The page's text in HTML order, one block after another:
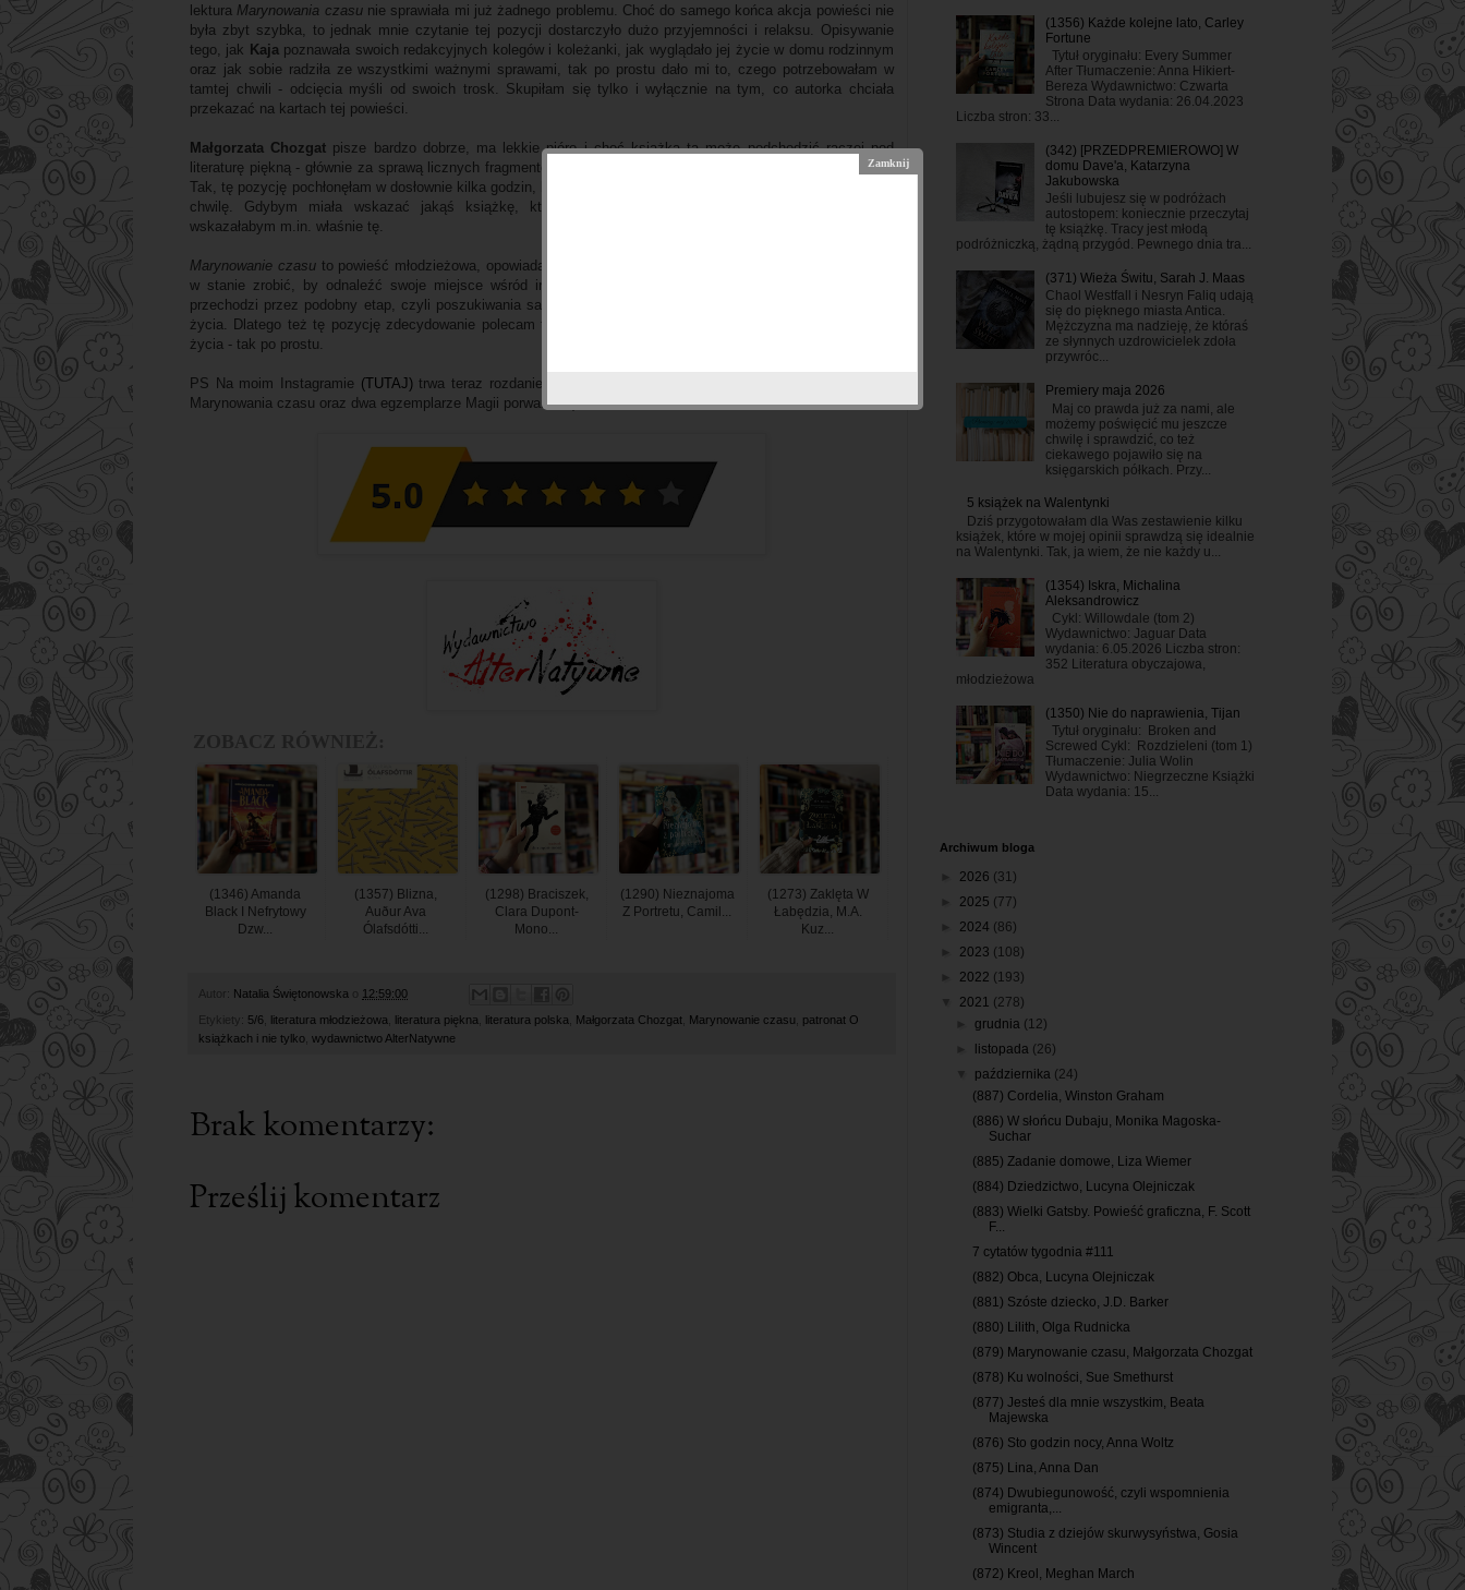
lektura Marynowania czasunie sprawiała mi już żadnego problemu. Choć do samego końca akcja powieści nie
była zbyt szybka, to jednak mnie czytanie tej pozycji dostarczyło dużo przyjemności i relaksu. Opisywanie
tego, jak Kaja poznawała swoich redakcyjnych kolegów i koleżanki, jak wyglądało jej życie w domu rodzinnym
oraz jak sobie radziła ze wszystkimi ważnymi sprawami, tak po prostu dało mi to, czego potrzebowałam w
tamtej chwili - odcięcia myśli od swoich trosk. Skupiłam się tylko i wyłącznie na tym, co autorka chciała
przekazać na kartach tej powieści.
Małgorzata Chozgat pisze bardzo dobrze, ma lekkie pióro i choć książka ta może podchodzić raczej pod
literaturę piękną - głównie za sprawą licznych fragmentów typowo poetyckich – to czyta się ją lekko i szybko.
Tak, tę pozycję pochłonęłam w dosłownie kilka godzin, bo nie chciałam odkładać
chwilę. Gdybym miała wskazać jakąś książkę, która jest dla mnie komfortowa – to zdecydowanie
wskazałabym m.in. właśnie tę.
Marynowanie czasu to powieść młodzieżowa, opowiadająca o problemach nastolatków oraz o tym, co jest się
w stanie zrobić, by odnaleźć swoje miejsce wśród innych. Myślę, że każdy z nas - prędzej czy później
przechodzi przez podobny etap, czyli poszukiwania samego siebie oraz tego, co stanie się sensem naszego
życia. Dlatego też tę pozycję zdecydowanie polecam tym, którzy kochają powieści, w których nie zabraknie
życia - tak po prostu.
PS Na moim Instagramie (TUTAJ)trwa teraz rozdanie, w którym możecie wygrać właśnie dwa egzemplarze
Marynowania czasu oraz dwa egzemplarze Magii porwania! :)
(1346) Amanda
Black I Nefrytowy
Dzw...
(1357) Blizna,
Auður Ava
Ólafsdótti...
(1298) Braciszek,
Clara Dupont-
Mono...
(1290) Nieznajoma
Z Portretu, Camil...
(1273) Zaklęta W
Łabędzia, M.A.
Kuz...
Autor: Natalia Świętonowska 12:59:00
Etykiety: 5/6 literatura młodzieżowa literatura piękna literatura polska Małgorzata Chozgat Marynowanie czasu
patronat O
książkach i nie tylko wydawnictwo AlterNatywne
Brak komentarzy:
Prześlij komentarz
(1356) Każde kolejne lato, Carley
Fortune
Tytuł oryginału: Every Summer
After Tłumaczenie: Anna Hikiert-
Bereza Wydawnictwo: Czwarta
Strona Data wydania: 26.04.2023
Liczba stron: 33...
(342) [PRZEDPREMIEROWO] W
domu Dave'a, Katarzyna
Jakubowska
Jeśli lubujesz się w podróżach
autostopem: koniecznie przeczytaj
tę książkę. Tracy jest młodą
podróżniczką, żądną przygód. Pewnego dnia tra...
(371) Wieża Świtu, Sarah J. Maas
Chaol Westfall i Nesryn Faliq udają
się do pięknego miasta Antica.
Mężczyzna ma nadzieję, że któraś
ze słynnych uzdrowicielek zdoła
przywróc...
Premiery maja 2026
Maj co prawda już za nami, ale
możemy poświęcić mu jeszcze
chwilę i sprawdzić, co też
ciekawego pojawiło się na
księgarskich półkach. Przy...
5 książek na Walentynki
Dziś przygotowałam dla Was zestawienie kilku
książek, które w mojej opinii sprawdzą się idealnie
na Walentynki. Tak, ja wiem, że nie każdy u...
(1354) Iskra, Michalina
Aleksandrowicz
Cykl: Willowdale (tom 2)
Wydawnictwo: Jaguar Data
wydania: 6.05.2026 Liczba stron:
352 Literatura obyczajowa,
młodzieżowa
(1350) Nie do naprawienia, Tijan
Tytuł oryginału: Broken and
Screwed Cykl: Rozdzieleni (tom 1)
Tłumaczenie: Julia Wolin
Wydawnictwo: Niegrzeczne Książki
Data wydania: 15...
Archiwum bloga
2026 (31)
2025 (77)
2024 (86)
2023 (108)
2022 (193)
2021 (278)
►grudnia (12)
listopada (26)
października (24)
(887) Cordelia, Winston Graham
(886) W słońcu Dubaju, Monika Magoska-
Suchar
(885) Zadanie domowe, Liza Wiemer
(884) Dziedzictwo, Lucyna Olejniczak
(883) Wielki Gatsby. Powieść graficzna, F. Scott
F...
7 cytatów tygodnia #111
(882) Obca, Lucyna Olejniczak
(881) Szóste dziecko, J.D. Barker
(880) Lilith, Olga Rudnicka
(879) Marynowanie czasu, Małgorzata Chozgat
(878) Ku wolności, Sue Smethurst
(877) Jesteś dla mnie wszystkim, Beata
Majewska
(876) Sto godzin nocy, Anna Woltz
(875) Lina, Anna Dan
(874) Dwubiegunowość, czyli wspomnienia
emigranta,...
(873) Studia z dziejów skurwysyństwa, Gosia
Wincent
(872) Kreol, Meghan March